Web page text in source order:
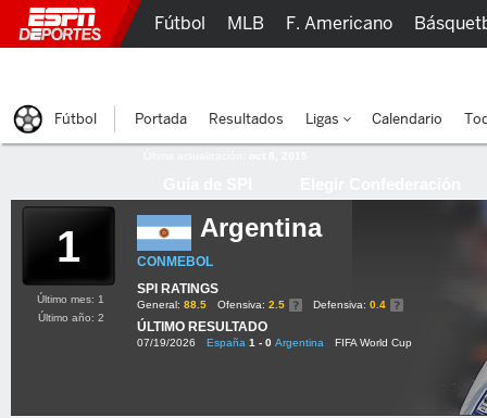
1 Argentina
CONMEBOL
SPI RATINGS
General: 88.5 Ofensiva: 2.5 Defensiva: 0.4
ÚLTIMO RESULTADO
07/19/2026 España 1 - 0 Argentina FIFA World Cup
Último mes: 1
Último año: 2
Fútbol MLB F. Americano
Fútbol Portada Resultados Ligas Calendario